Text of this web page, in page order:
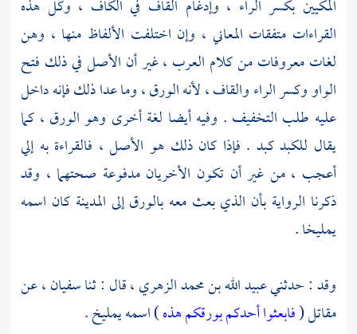
المكيين بكسر الراء ، وإدغام القاف في الكاف ، وكل هذه
القراءات متفقات المعاني ، وإن اختلفت الألفاظ منها ، وهن
لغات معروفات من كلام العرب ، غير أن الأصل في ذلك فتح
الواو وكسر الراء والقاف ، لأنه الورق ، وما عدا ذلك فإنه داخل
عليه طلب التخفيف . وفيه أيضا لغة أخرى وهو الورق ، كما
يقال للكبد كبد . فإذا كان ذلك هو الأصل ، فالقراءة به إلي
أعجب ، من غير أن تكون الأخريان مدفوعة صحتهما ، وقد
ذكرنا الرواية بأن الذي بعث معه بالورق إلى المدينة كان اسمه
يمليخا.
وقد : حدثنيعبيد الله بن محمد الزهري ،قال : ثناسفيان ،عن
مقاتل(فابعثوا أحدكم بورقكم هذه) اسمه يمليخ .